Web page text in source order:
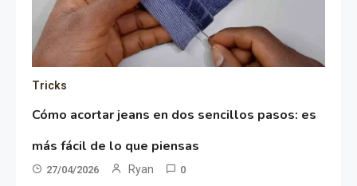
Tricks
Cómo acortar jeans en dos sencillos pasos: es
más fácil de lo que piensas
27/04/2026 Ryan 0